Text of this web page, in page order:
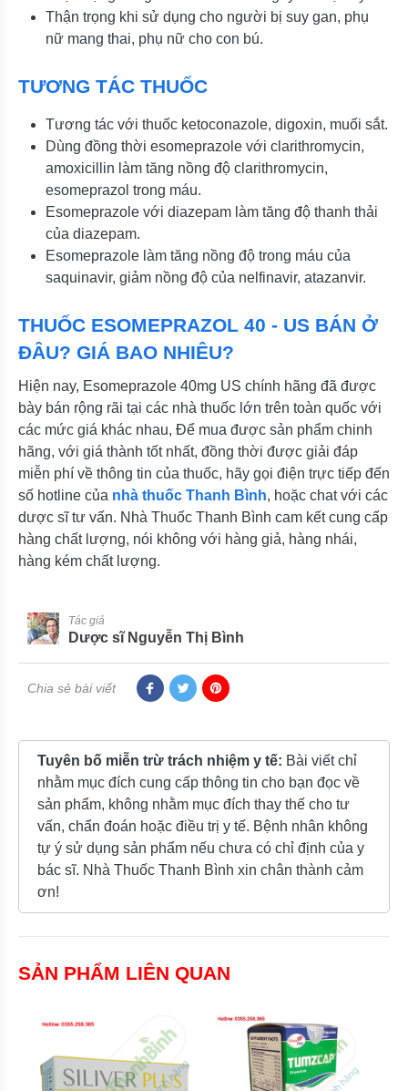
Thận trọng khi sử dụng cho người bị suy gan, phụ
nữ mang thai, phụ nữ cho con bú.
TƯƠNG TÁC THUỐC
Tương tác với thuốc ketoconazole, digoxin, muối sắt.
Dùng đồng thời esomeprazole với clarithromycin,
amoxicillin làm tăng nồng độ clarithromycin,
esomeprazol trong máu.
Esomeprazole với diazepam làm tăng độ thanh thải
của diazepam.
Esomeprazole làm tăng nồng độ trong máu của
saquinavir, giảm nồng độ của nelfinavir, atazanvir.
THUỐC ESOMEPRAZOL 40 - US BÁN Ở
ĐÂU? GIÁ BAO NHIÊU?
Hiện nay, Esomeprazole 40mg US chính hãng đã được
bày bán rộng rãi tại các nhà thuốc lớn trên toàn quốc với
các mức giá khác nhau, Để mua được sản phẩm chinh
hãng, với giá thành tốt nhất, đồng thời được giải đáp
miễn phí về thông tin của thuốc, hãy gọi điện trực tiếp đến
số hotline của nhà thuốc Thanh Bình, hoặc chat với các
dược sĩ tư vấn. Nhà Thuốc Thanh Bình cam kết cung cấp
hàng chất lượng, nói không với hàng giả, hàng nhái,
hàng kém chất lượng.
Tác giả
Dược sĩ Nguyễn Thị Bình
Chia sẻ bài viết
Tuyên bố miễn trừ trách nhiệm y tế: Bài viết chỉ
nhằm mục đích cung cấp thông tin cho bạn đọc về
sản phẩm, không nhằm mục đích thay thế cho tư
vấn, chẩn đoán hoặc điều trị y tế. Bệnh nhân không
tự ý sử dụng sản phẩm nếu chưa có chỉ định của y
bác sĩ. Nhà Thuốc Thanh Bình xin chân thành cảm
ơn!
SẢN PHẨM LIÊN QUAN